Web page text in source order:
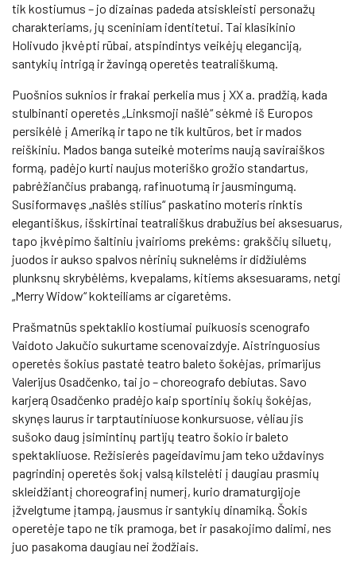
tik kostiumus – jo dizainas padeda atsiskleisti personažų
charakteriams, jų sceniniam identitetui. Tai klasikinio
Holivudo įkvėpti rūbai, atspindintys veikėjų eleganciją,
santykių intrigą ir žavingą operetės teatrališkumą.
Puošnios suknios ir frakai perkelia mus į XX a. pradžią, kada
stulbinanti operetės „Linksmoji našlė“ sėkmė iš Europos
persikėlė į Ameriką ir tapo ne tik kultūros, bet ir mados
reiškiniu. Mados banga suteikė moterims naują saviraiškos
formą, padėjo kurti naujus moteriško grožio standartus,
pabrėžiančius prabangą, rafinuotumą ir jausmingumą.
Susiformavęs „našlės stilius“ paskatino moteris rinktis
elegantiškus, išskirtinai teatrališkus drabužius bei aksesuarus,
tapo įkvėpimo šaltiniu įvairioms prekėms: grakščių siluetų,
juodos ir aukso spalvos nėrinių suknelėms ir didžiulėms
plunksnų skrybėlėms, kvepalams, kitiems aksesuarams, netgi
„Merry Widow“ kokteiliams ar cigaretėms.
Prašmatnūs spektaklio kostiumai puikuosis scenografo
Vaidoto Jakučio sukurtame scenovaizdyje. Aistringuosius
operetės šokius pastatė teatro baleto šokėjas, primarijus
Valerijus Osadčenko, tai jo – choreografo debiutas. Savo
karjerą Osadčenko pradėjo kaip sportinių šokių šokėjas,
skynęs laurus ir tarptautiniuose konkursuose, vėliau jis
sušoko daug įsimintinų partijų teatro šokio ir baleto
spektakliuose. Režisierės pageidavimu jam teko uždavinys
pagrindinį operetės šokį valsą kilstelėti į daugiau prasmių
skleidžiantį choreografinį numerį, kurio dramaturgijoje
įžvelgtume įtampą, jausmus ir santykių dinamiką. Šokis
operetėje tapo ne tik pramoga, bet ir pasakojimo dalimi, nes
juo pasakoma daugiau nei žodžiais.